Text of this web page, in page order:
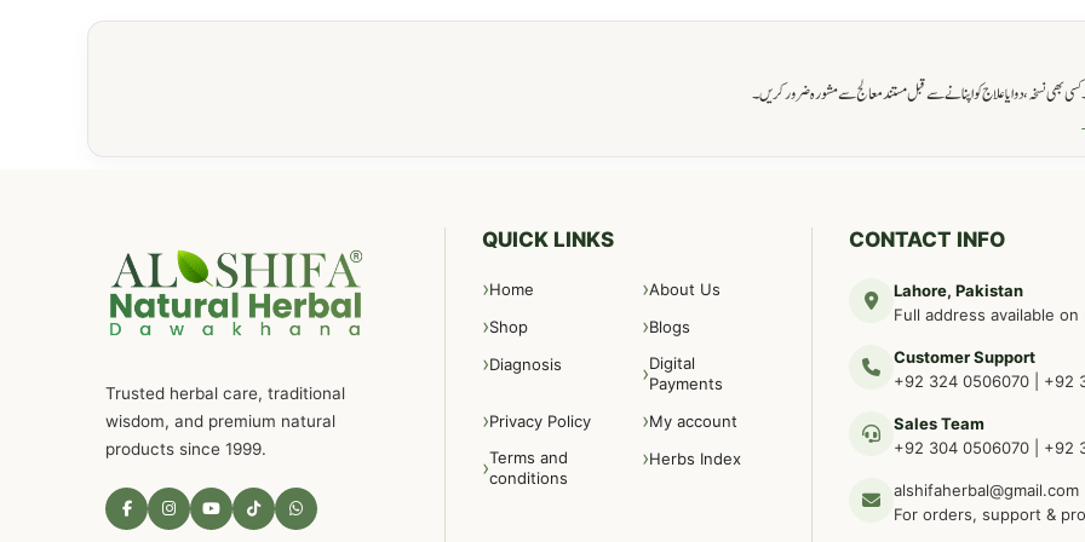
نسخہ، دوا یا علاج کو اپنانے سے قبل مستند معالج سے مشورہ ضرور کریں۔
Trusted herbal care, traditional
wisdom, and premium natural
products since 1999.
QUICK LINKS
Home
About Us
Shop
Blogs
Diagnosis
Digital
Payments
Privacy Policy
My account
Terms and
conditions
Herbs Index
CONTACT INFO
Lahore, Pakistan
Full address available
Customer Support
+92 324 0506070
+92
Sales Team
+92 304 0506070
+92
alshifaherbal@gmail.com
For orders, support &